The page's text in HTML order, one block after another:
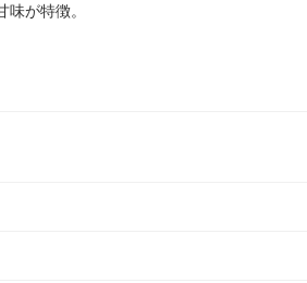
が特徴。